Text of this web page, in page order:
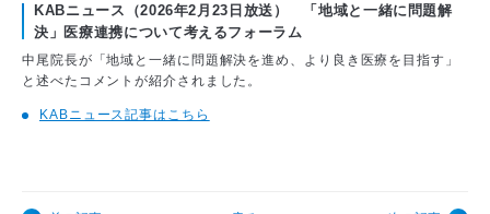
KABニュース（2026年2月23日放送） 「地域と一緒に問題解
決」医療連携について考えるフォーラム
中尾院長が「地域と一緒に問題解決を進め、より良き医療を目指す」
と述べたコメントが紹介されました。
KABニュース記事はこちら